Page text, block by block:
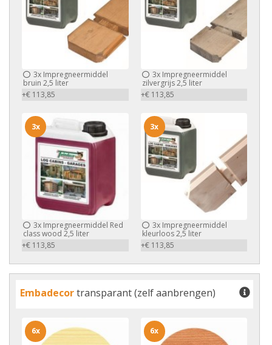
3x Impregneermiddel
bruin 2,5 liter
+€ 113,85
3xImpregneermiddel
zilvergrijs 2,5 liter
+€ 113,85
3x Impregneermiddel Red
class wood 2,5 liter
+€ 113,85
3x
3xImpregneermiddel
kleurloos 2,5 liter
+€ 113,85
3x
Embadecortransparant (zelf aanbrengen)
6x 6x